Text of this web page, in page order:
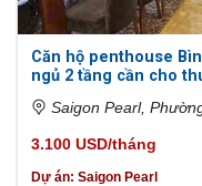
Căn hộ penthouse
ngủ 2 tầng cần cho
Saigon Pearl,
3.100 USD/tháng
Dự án: Saigon Pearl